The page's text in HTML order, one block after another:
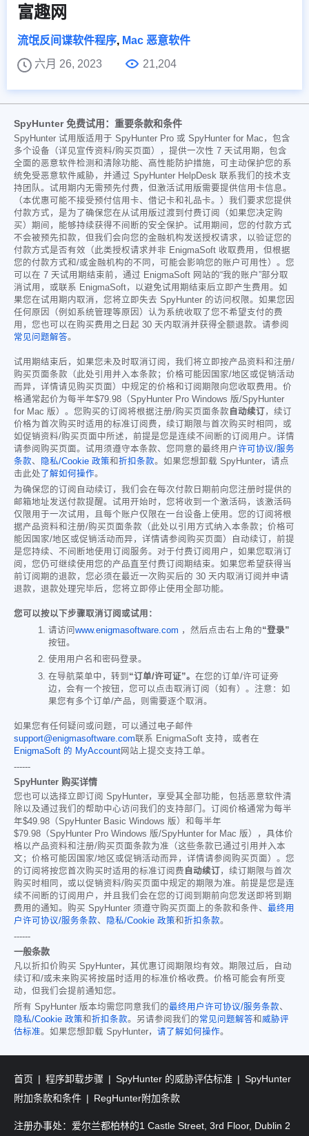
富趣网
流氓反间谍软件程序, Mac 恶意软件
六月 26, 2023
21,204
SpyHunter 免费试用：重要条款和条件
SpyHunter 试用版适用于 SpyHunter Pro 或 SpyHunter for Mac，包含
多个设备（详见宣传资料/购买页面），提供一次性 7 天试用期，包含
全面的恶意软件检测和清除功能、高性能防护措施，可主动保护您的系
统免受恶意软件威胁，并通过 SpyHunter HelpDesk 联系我们的技术支
持团队。试用期内无需预先付费，但激活试用版需要提供信用卡信息。
（本优惠可能不接受预付信用卡、借记卡和礼品卡。）我们要求您提供
付款方式，是为了确保您在从试用版过渡到付费订阅（如果您决定购
买）期间，能够持续获得不间断的安全保护。试用期间，您的付款方式
不会被预先扣款，但我们会向您的金融机构发送授权请求，以验证您的
付款方式是否有效（此类授权请求并非 EnigmaSoft 收取费用，但根据
您的付款方式和/或金融机构的不同，可能会影响您的账户可用性）。您
可以在 7 天试用期结束前，通过 EnigmaSoft 网站的“我的账户”部分取
消试用，或联系 EnigmaSoft，以避免试用期结束后立即产生费用。如
果您在试用期内取消，您将立即失去 SpyHunter 的访问权限。如果您因
任何原因（例如系统管理等原因）认为系统收取了您不希望支付的费
用，您也可以在购买费用之日起 30 天内取消并获得全额退款。请参阅
常见问题解答。
试用期结束后，如果您未及时取消订阅，我们将立即按产品资料和注册/
购买页面条款（此处引用并入本条款；价格可能因国家/地区或促销活动
而异，详情请见购买页面）中规定的价格和订阅期限向您收取费用。价
格通常起价为每半年$79.98 （SpyHunter Pro Windows 版/SpyHunter
for Mac 版）。您购买的订阅将根据注册/购买页面条款 自动续订，续订
价格为首次购买时适用的标准订阅费，续订期限与首次购买时相同，或
如促销资料/购买页面中所述，前提是您是连续不间断的订阅用户。详情
请参阅购买页面。试用须遵守本条款、您同意的最终用户许可协议/服务
条款、 隐私/Cookie 政策和折扣条款。如果您想卸载 SpyHunter，请点
击此处了解如何操作。
为确保您的订阅自动续订，我们会在每次付款日期前向您注册时提供的
邮箱地址发送付款提醒。试用开始时，您将收到一个激活码，该激活码
仅限用于一次试用，且每个账户仅限在一台设备上使用。您的订阅将根
据产品资料和注册/购买页面条款（此处以引用方式纳入本条款；价格可
能因国家/地区或促销活动而异，详情请参阅购买页面）自动续订，前提
是您持续、不间断地使用订阅服务。对于付费订阅用户，如果您取消订
阅，您仍可继续使用您的产品直至付费订阅期结束。如果您希望获得当
前订阅期的退款，您必须在最近一次购买后的 30 天内取消订阅并申请
退款，退款处理完毕后，您将立即停止使用全部功能。
您可以按以下步骤取消订阅或试用：
请访问 www.enigmasoftware.com ，然后点击右上角的“登录”
按钮。
使用用户名和密码登录。
在导航菜单中，转到 “订单/许可证”。 在您的订单/许可证旁
边，会有一个按钮，您可以点击取消订阅（如有）。注意：如
果您有多个订单/产品，则需要逐个取消。
如果您有任何疑问或问题，可以通过电子邮件
support@enigmasoftware.com联系 EnigmaSoft 支持，或者在
EnigmaSoft 的 MyAccount网站上提交支持工单。
------
SpyHunter 购买详情
您也可以选择立即订阅 SpyHunter，享受其全部功能，包括恶意软件清
除以及通过我们的帮助中心访问我们的支持部门。订阅价格通常为每半
年$49.98 （SpyHunter Basic Windows 版）和每半年
$79.98 （SpyHunter Pro Windows 版/SpyHunter for Mac 版），具体价
格以产品资料和注册/购买页面条款为准（这些条款已通过引用并入本
文；价格可能因国家/地区或促销活动而异，详情请参阅购买页面）。您
的订阅将按您首次购买时适用的标准订阅费 自动续订，续订期限与首次
购买时相同，或以促销资料/购买页面中规定的期限为准。前提是您是连
续不间断的订阅用户，并且我们会在您的订阅到期前向您发送即将到期
费用的通知。购买 SpyHunter 须遵守购买页面上的条款和条件、 最终用
户许可协议/服务条款、 隐私/Cookie 政策和折扣条款。
------
一般条款
凡以折扣价购买 SpyHunter，其优惠订阅期限均有效。期限过后，自动
续订和/或未来购买将按届时适用的标准价格收费。价格可能会有所变
动，但我们会提前通知您。
所有 SpyHunter 版本均需您同意我们的最终用户许可协议/服务条款、
隐私/Cookie 政策和折扣条款。另请参阅我们的常见问题解答和 威胁评
估标准。如果您想卸载 SpyHunter， 请了解如何操作。
首页 程序卸载步骤 SpyHunter 的威胁评估标准
SpyHunter
附加条款和条件
RegHunter附加条款
注册办事处：爱尔兰都柏林的1 Castle Street, 3rd Floor, Dublin 2